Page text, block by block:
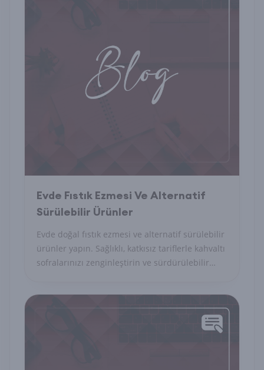
Evde Fıstık Ezmesi Ve Alternatif
Sürülebilir Ürünler
Evde doğal fıstık ezmesi ve alternatif sürülebilir
ürünler yapın. Sağlıklı, katkısız tariflerle kahvaltı
sofralarınızı zenginleştirin ve sürdürülebilir